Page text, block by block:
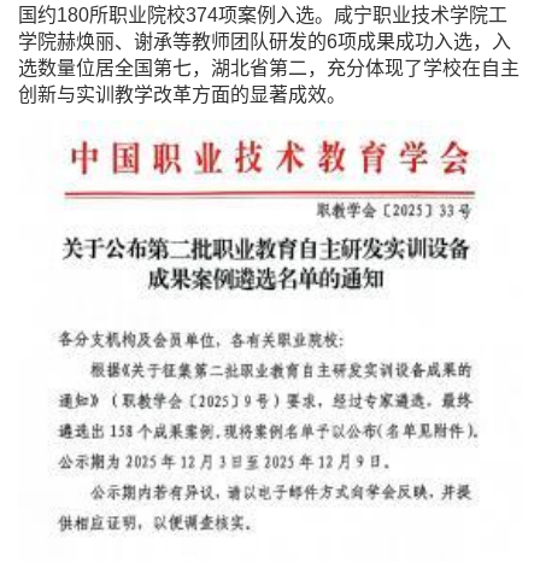
国约180所职业院校374项案例入选。 咸宁职业技术学院工
学院赫焕丽、谢承等教师团队研发的6项成果成功入选，入
选数量位居全国 第七，湖北省第二， 充分体现了学校在自主
创新与实训教学改革方面的显著成效。